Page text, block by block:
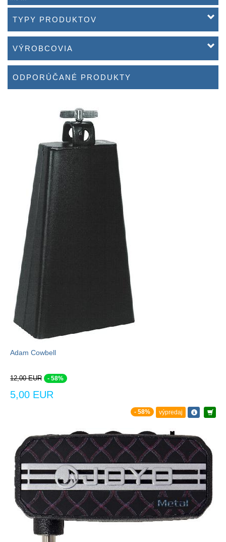
TYPY PRODUKTOV
VÝROBCOVIA
ODPORÚČANÉ PRODUKTY
Adam Cowbell
12,00 EUR - 58%
5,00 EUR
- 58% výpredaj